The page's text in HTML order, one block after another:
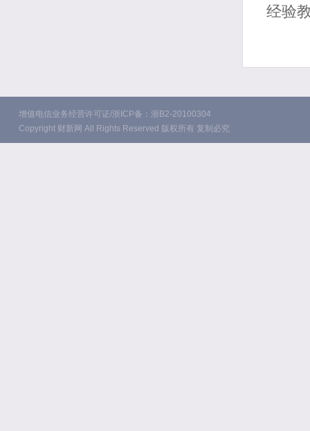
经验
增值电信业务经营许可证/浙ICP备：浙B2-20100304
Copyright 财新网 All Rights Reserved 版权所有 复制必究